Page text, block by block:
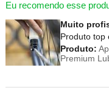
Eu recomendo esse
Muito
Produto top
Produto:
Premium